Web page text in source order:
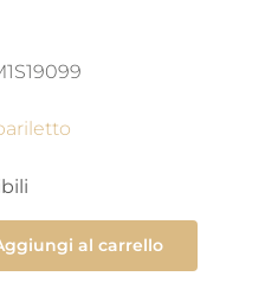
al carrello